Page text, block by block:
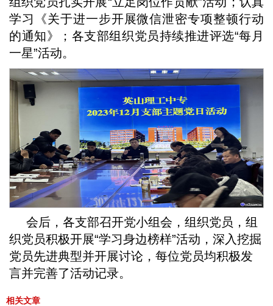
学习《关于进一步开展微信泄密专项整顿行动
的通知》；各支部组织党员持续推进评选“每月
一星”活动。
会后，各支部召开党小组会，组织党员，组
织党员积极开展“学习身边榜样”活动，深入挖掘
党员先进典型并开展讨论，每位党员均积极发
言并完善了活动记录。
相关文章